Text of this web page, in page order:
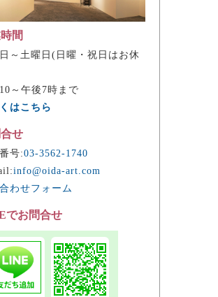
間
～土曜日(日曜・祝日はお休
～午後7時まで
はこちら
せ
号:03-3562-1740
info@oida-art.com
わせフォーム
でお問合せ